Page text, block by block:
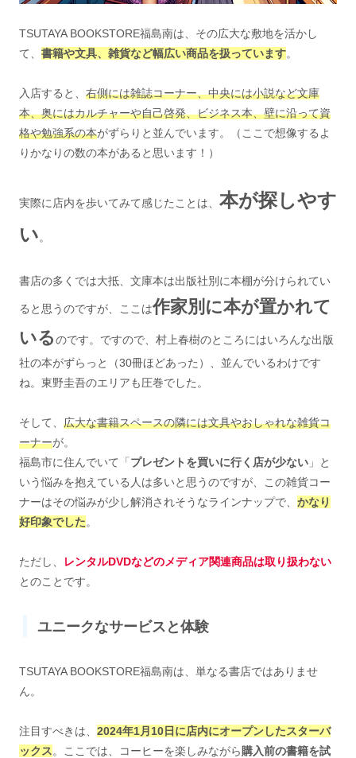
TSUTAYA BOOKSTORE福島南は、その広大な敷地を活かし
て、 書籍や文具、雑貨など幅広い商品を扱っています。
入店すると、 右側には雑誌コーナー、中央には小説など文庫
本、奥にはカルチャーや自己啓発、ビジネス本、壁に沿って資
格や勉強系の本がずらりと並んでいます。（ここで想像するよ
りかなりの数の本があると思います！）
実際に店内を歩いてみて感じたことは、 本が探しやす
い。
書店の多くでは大抵、文庫本は出版社別に本棚が分けられてい
ると思うのですが、ここは作家別に本が置かれて
いるのです。ですので、村上春樹のところにはいろんな出版
社の本がずらっと（30冊ほどあった）、並んでいるわけです
ね。東野圭吾のエリアも圧巻でした。
そして、 広大な書籍スペースの隣には文具やおしゃれな雑貨コ
ーナーが。
福島市に住んでいて「 プレゼントを買いに行く店が少ない 」と
いう悩みを抱えている人は多いと思うのですが、この雑貨コー
ナーはその悩みが少し解消されそうなラインナップで、 かなり
好印象でした。
ただし、
レンタルDVDなどのメディア関連商品は取り扱わない
とのことです。
ユニークなサービスと体験
TSUTAYA BOOKSTORE福島南は、単なる書店ではありませ
ん。
注目すべきは、 2024年1月10日に店内にオープンしたスターバ
ックス。ここでは、コーヒーを楽しみながら購入前の書籍を試